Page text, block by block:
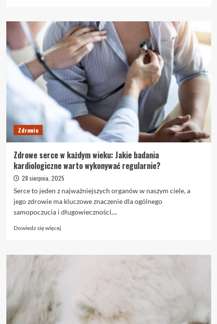
o
Terapia
słuchowa
Johansena
na
czym
polega
komu
może
pomóc?
Zdrowie
Zdrowe serce w każdym wieku: Jakie badania
kardiologiczne warto wykonywać regularnie?
28 sierpnia, 2025
Serce to jeden z najważniejszych organów w naszym ciele, a
jego zdrowie ma kluczowe znaczenie dla ogólnego
samopoczucia i długowieczności....
Dowiedz się więcejDowiedz
o